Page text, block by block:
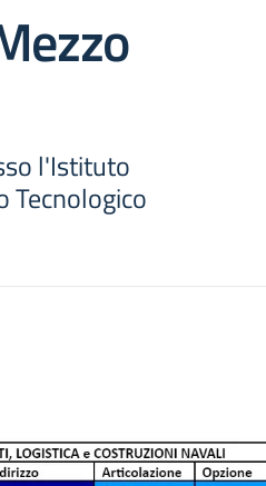
l'Istituto
Tecnologico